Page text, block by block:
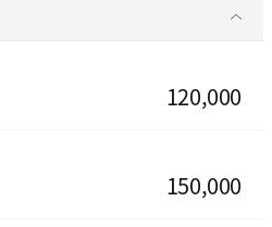
120,000
150,000